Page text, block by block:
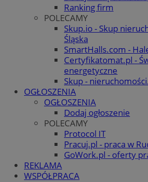
Ranking firm
POLECAMY
Skup.io - Skup
Śląska
SmartHalls.com -
Certyfikatomat.pl -
energetyczne
Skup -
OGŁOSZENIA
OGŁOSZENIA
Dodaj ogłoszenie
POLECAMY
Protocol IT
Pracuj.pl - praca w
GoWork.pl - oferty
REKLAMA
WSPÓŁPRACA